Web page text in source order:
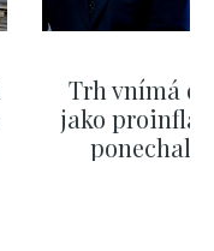
Trh vnímá
jako
ponechali